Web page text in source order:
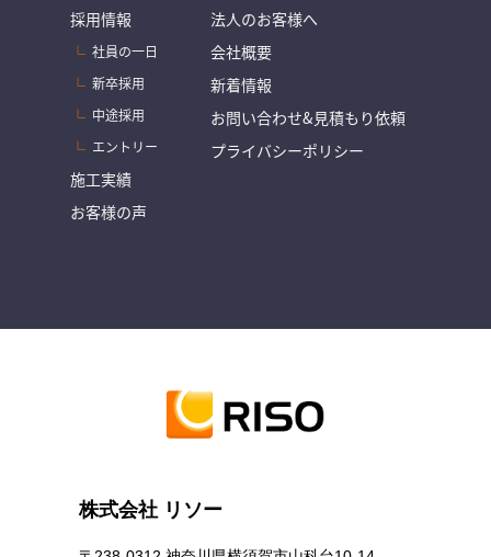
採用情報
社員の一日
新卒採用
中途採用
エントリー
施工実績
お客様の声
法人のお客様へ
会社概要
新着情報
お問い合わせ&見積もり依頼
プライバシーポリシー
株式会社 リソー